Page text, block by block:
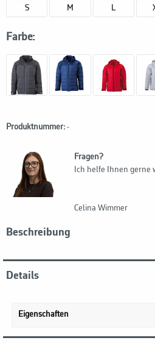
S M L
Farbe:
Produktnummer: -
Fragen?
Ich helfe Ihnen gerne
Celina Wimmer
Beschreibung
Details
Eigenschaften